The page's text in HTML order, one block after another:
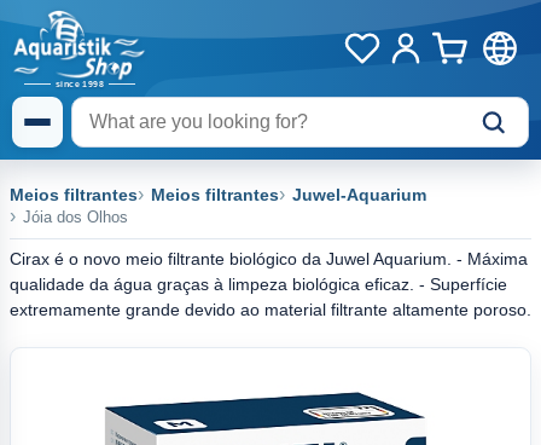
Meios filtrantes Meios filtrantes Juwel-Aquarium
Jóia dos Olhos
Cirax é o novo meio filtrante biológico da Juwel Aquarium. - Máxima
qualidade da água graças à limpeza biológica eficaz. - Superfície
extremamente grande devido ao material filtrante altamente poroso.